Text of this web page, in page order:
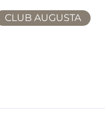
CLUB AUGUSTA